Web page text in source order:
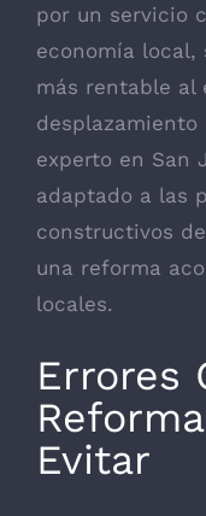
por un servicio
economía local,
más rentable al
desplazamiento
experto en San
adaptado a las
constructivos
una reforma
locales.
Errores
Evitar